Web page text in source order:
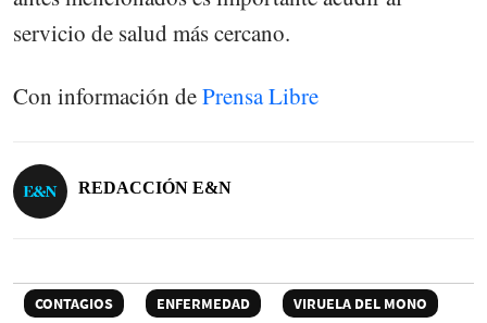
servicio de salud más cercano.
Con información dePrensa Libre
REDACCIÓN E&N
CONTAGIOS ENFERMEDAD
VIRUELA DEL MONO